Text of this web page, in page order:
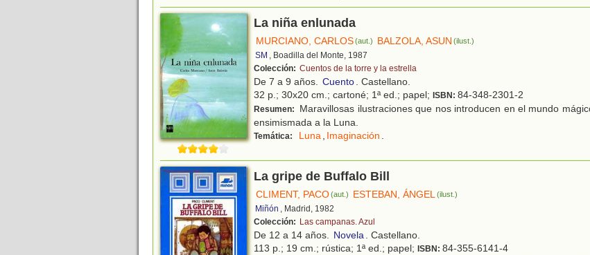
La niña enlunada
MURCIANO, CARLOS(aut.) BALZOLA, ASUN (ilust.)
SM , Boadilla del Monte, 1987
Colección: Cuentos de la torre y la estrella
De 7 a 9 años. Cuento
. Castellano.
32 p.; 30x20 cm.; cartoné; 1ª ed.; papel; ISBN: 84-348-2301-2
Resumen:
Maravillosas ilustraciones que nos introducen en el mundo
ensimismada a la Luna.
Temática: Luna Imaginación
La gripe de Buffalo Bill
CLIMENT, PACO(aut.) ESTEBAN, ÁNGEL (ilust.)
Miñón
, Madrid, 1982
Colección: Las campanas. Azul
De 12 a 14 años. Novela
. Castellano.
113 p.; 19 cm.; rústica; 1ª ed.; papel; ISBN: 84-355-6141-4